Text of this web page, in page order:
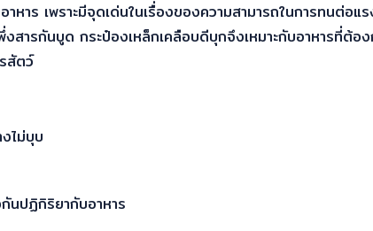
าร เพราะมีจุดเด่นในเรื่องของความสามารถในการทนต่อ
งสารกันบูด กระป๋องเหล็กเคลือบดีบุกจึงเหมาะกับอาหารที่ต้อ
สัตว์
ไม่บุบ
นปฏิกิริยากับอาหาร